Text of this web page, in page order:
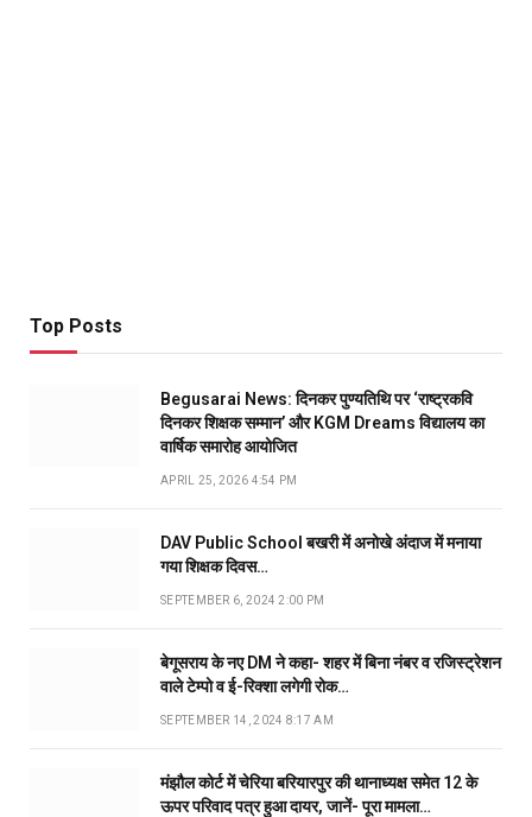
Top Posts
Begusarai News: दिनकर पुण्यतिथि पर ‘राष्ट्रकवि
दिनकर शिक्षक सम्मान’ और KGM Dreams विद्यालय का
वार्षिक समारोह आयोजित
APRIL 25, 2026 4:54 PM
DAV Public School बखरी में अनोखे अंदाज में मनाया
गया शिक्षक दिवस…
SEPTEMBER 6, 2024 2:00 PM
बेगूसराय के नए DM ने कहा- शहर में बिना नंबर व रजिस्ट्रेशन
वाले टेम्पो व ई-रिक्शा लगेगी रोक…
SEPTEMBER 14, 2024 8:17 AM
मंझौल कोर्ट में चेरिया बरियारपुर की थानाध्यक्ष समेत 12 के
ऊपर परिवाद पत्र हुआ दायर, जानें- पूरा मामला…